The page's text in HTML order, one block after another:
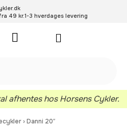
49 kr.1-3 hverdages levering
afhentes hos Horsens Cykler.
›Danni 20″